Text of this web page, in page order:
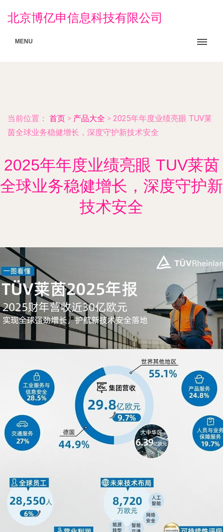
北京博亿申信息科技有限公司
MENU
当前位置： 首页 > 产品大全 > 2025年年度业绩亮眼 TUV莱
茵全球业务稳健增长，深度守护新技术安全
2025年年度业绩亮眼 TUV莱茵
全球业务稳健增长，深度守护新
技术安全